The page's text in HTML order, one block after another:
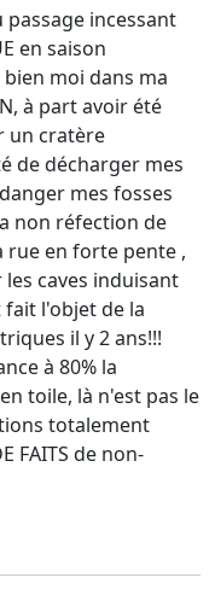
incessant
en saison
moi dans ma
à part avoir été
un cratère
de décharger mes
mes fosses
non réfection de
rue en forte pente ,
caves induisant
l'objet de la
il y 2 ans!!!
à 80% la
toile, là n'est pas le
totalement
FAITS de non-